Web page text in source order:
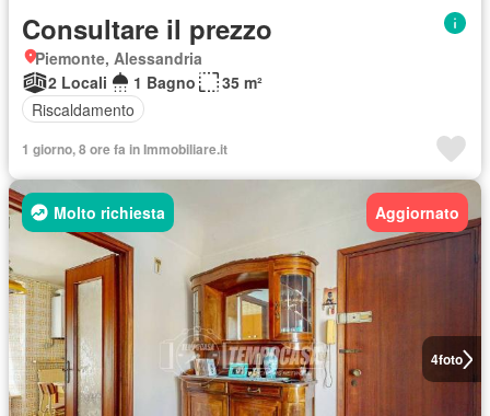
Consultare il prezzo
Piemonte, Alessandria
2 Locali
1 Bagno
35 m²
Riscaldamento
1 giorno, 8 ore fa in Immobiliare.it
4foto
Molto richiesta Aggiornato